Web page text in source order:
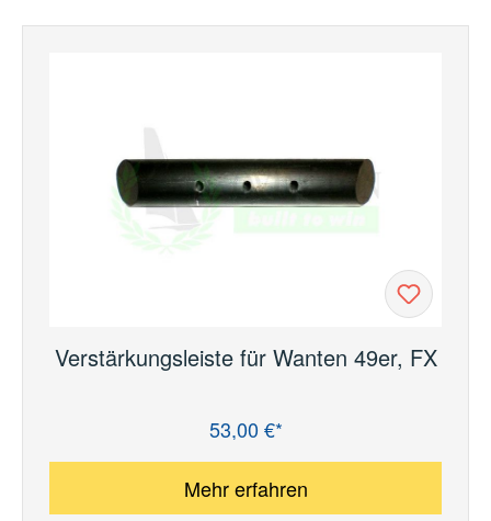
Verstärkungsleiste für Wanten 49er, FX
53,00 €*
Mehr erfahren